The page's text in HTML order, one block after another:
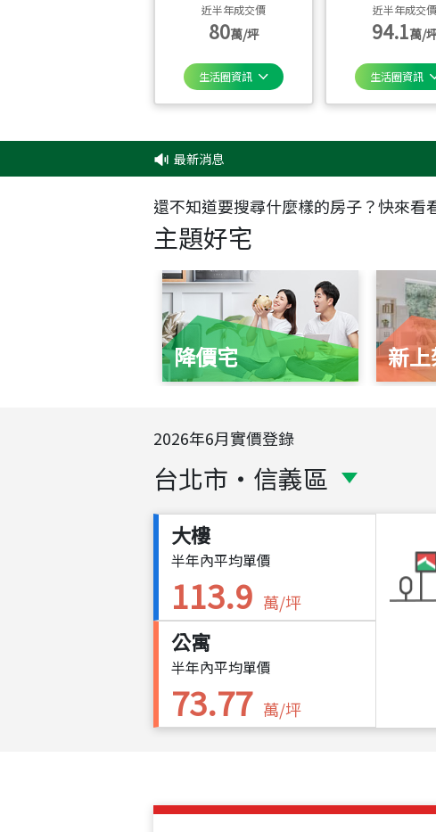
近半年成交價
80萬/坪
生活圈資訊
近半年成交價
94.1萬/
生活圈資訊
最新消息
還不知道要搜尋什麼樣的房子？快來看
主題好宅
降價宅 新
2026年6月實價登錄
台北市 ・ 信義區
大樓
半年內平均單價
113.9 萬/坪
公寓
半年內平均單價
73.77 萬/坪